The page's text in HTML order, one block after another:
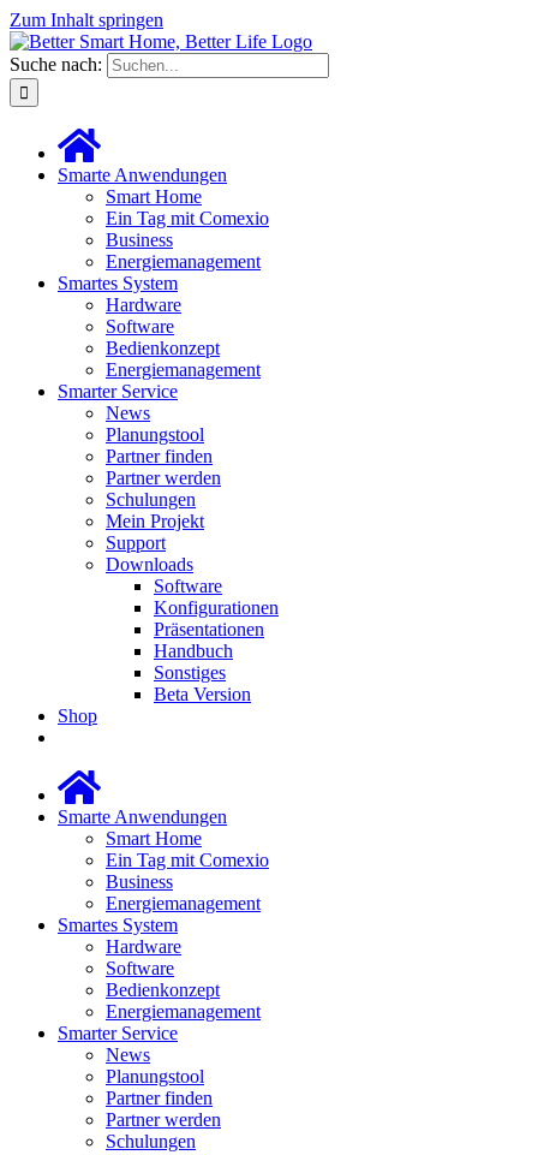
Zum Inhalt springen
Suche nach:
Smarte Anwendungen
Smart Home
Ein Tag mit Comexio
Business
Energiemanagement
Smartes System
Hardware
Software
Bedienkonzept
Energiemanagement
Smarter Service
News
Planungstool
Partner finden
Partner werden
Schulungen
Mein Projekt
Support
Downloads
Software
Konfigurationen
Präsentationen
Handbuch
Sonstiges
Beta Version
Shop
Smarte Anwendungen
Smart Home
Ein Tag mit Comexio
Business
Energiemanagement
Smartes System
Hardware
Software
Bedienkonzept
Energiemanagement
Smarter Service
News
Planungstool
Partner finden
Partner werden
Schulungen